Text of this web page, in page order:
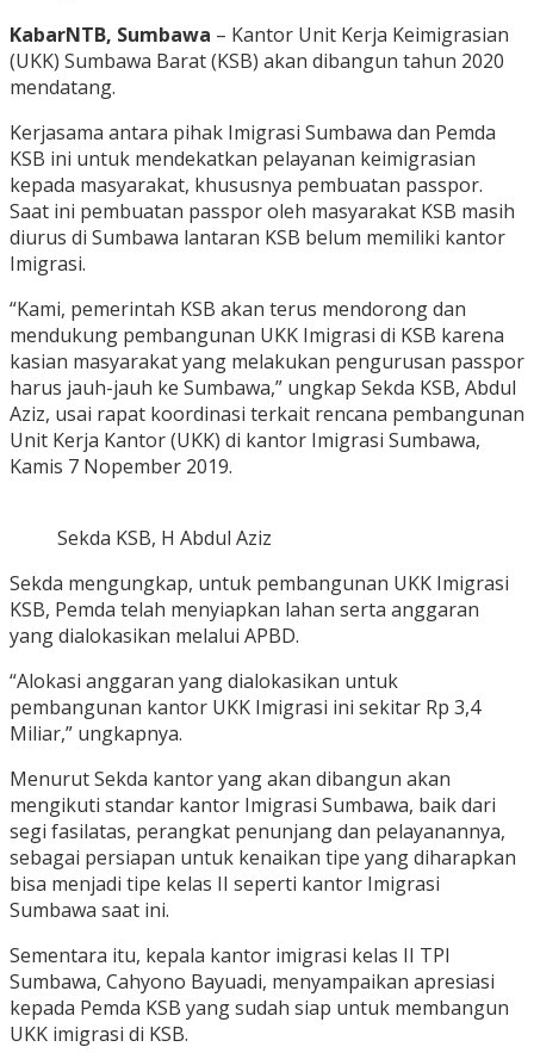
KabarNTB, Sumbawa – Kantor Unit Kerja Keimigrasian
(UKK) Sumbawa Barat (KSB) akan dibangun tahun 2020
mendatang.
Kerjasama antara pihak Imigrasi Sumbawa dan Pemda
KSB ini untuk mendekatkan pelayanan keimigrasian
kepada masyarakat, khususnya pembuatan passpor.
Saat ini pembuatan passpor oleh masyarakat KSB masih
diurus di Sumbawa lantaran KSB belum memiliki kantor
Imigrasi.
“Kami, pemerintah KSB akan terus mendorong dan
mendukung pembangunan UKK Imigrasi di KSB karena
kasian masyarakat yang melakukan pengurusan passpor
harus jauh-jauh ke Sumbawa,” ungkap Sekda KSB, Abdul
Aziz, usai rapat koordinasi terkait rencana pembangunan
Unit Kerja Kantor (UKK) di kantor Imigrasi Sumbawa,
Kamis 7 Nopember 2019.
Sekda KSB, H Abdul Aziz
Sekda mengungkap, untuk pembangunan UKK Imigrasi
KSB, Pemda telah menyiapkan lahan serta anggaran
yang dialokasikan melalui APBD.
“Alokasi anggaran yang dialokasikan untuk
pembangunan kantor UKK Imigrasi ini sekitar Rp 3,4
Miliar,” ungkapnya.
Menurut Sekda kantor yang akan dibangun akan
mengikuti standar kantor Imigrasi Sumbawa, baik dari
segi fasilatas, perangkat penunjang dan pelayanannya,
sebagai persiapan untuk kenaikan tipe yang diharapkan
bisa menjadi tipe kelas II seperti kantor Imigrasi
Sumbawa saat ini.
Sementara itu, kepala kantor imigrasi kelas II TPI
Sumbawa, Cahyono Bayuadi, menyampaikan apresiasi
kepada Pemda KSB yang sudah siap untuk membangun
UKK imigrasi di KSB.